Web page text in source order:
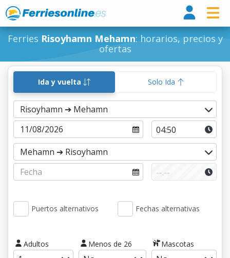
Ferries Risoyhamn Mehamn: horarios, precios y
ofertas
Ida y vuelta Solo Ida
Puertos alternativos Fechas alternativas
Adultos Menos de 26 Mascotas